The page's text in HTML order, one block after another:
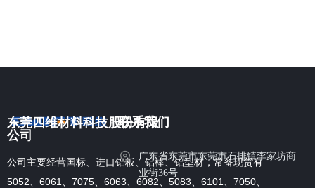
公司主要经营国标、进口铝板、铝棒、铝型材，常备现货有
5052、6061、7075、6063、6082、5083、6101、7050、
联系我们
广东省东莞市东莞市石排镇李家坊商
业街36号
东莞四维材料科技股份有限
公司